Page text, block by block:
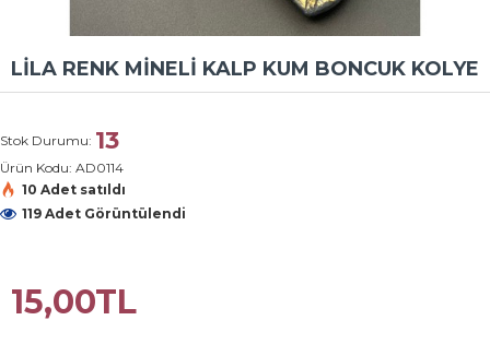
LİLA RENK MİNELİ KALP KUM BONCUK KOLYE
Stok Durumu: 13
Ürün Kodu: AD0114
10 Adet satıldı
119 Adet Görüntülendi
15,00TL